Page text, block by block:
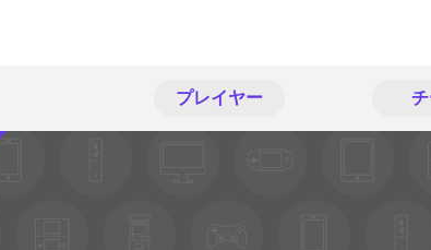
プレイヤー